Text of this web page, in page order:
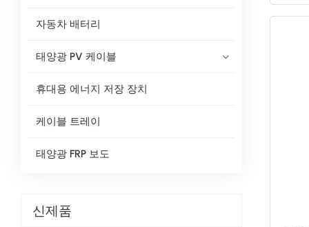
자동차 배터리
태양광 PV 케이블
휴대용 에너지 저장 장치
케이블 트레이
태양광 FRP 보도
신제품